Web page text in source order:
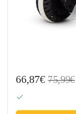
66,87€ 75,99€